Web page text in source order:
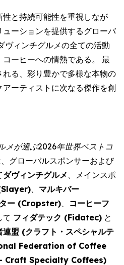
と持続可能性を重視しなが
ーションを提供するグローバ
ヴィンチグルメの全ての活動
ーヒーへの情熱である。 最
る、彩り豊かで多様な本物の
ーティストに次なる傑作を創
メが選ぶ2026年世界ベストコ
グローバルスポンサーおよび
ダヴィンチグルメ 、メインスポ
Slayer)、 マルキバー
ー (Cropster)、 コーヒーフ
て フィダテック (Fidatec) と
連盟 (クラフト・スペシャルテ
Federation of Coffee
Craft Specialty Coffees)